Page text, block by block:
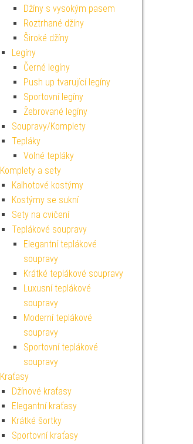
Džíny s vysokým pasem
Roztrhané džíny
Široké džíny
Legíny
Černé legíny
Push up tvarující legíny
Sportovní legíny
Žebrované legíny
Soupravy/Komplety
Tepláky
Volné tepláky
Komplety a sety
Kalhotové kostýmy
Kostýmy se sukní
Sety na cvičení
Teplákové soupravy
Elegantní teplákové
soupravy
Krátké teplákové soupravy
Luxusní teplákové
soupravy
Moderní teplákové
soupravy
Sportovní teplákové
soupravy
Kraťasy
Džínové kraťasy
Elegantní kraťasy
Krátké šortky
Sportovní kraťasy